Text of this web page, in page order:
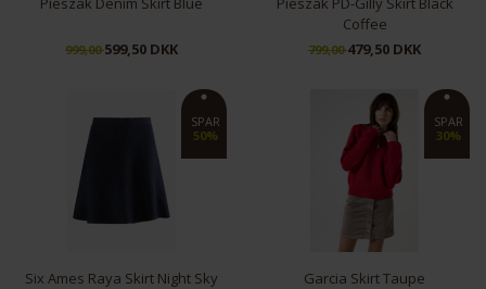
40
999,00599,50 DKK
40
Coffee
799,00479,50 DKK
SPAR
50%
Six Ames Raya Skirt Night Sky
SPAR
30%
Garcia Skirt Taupe